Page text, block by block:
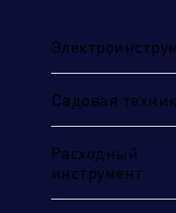
Садовая
Расходный
инструмент